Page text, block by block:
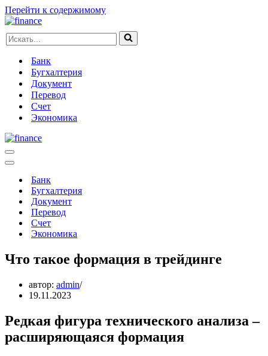
Перейти к содержимому
Искать...
Банк
Бугхалтерия
Документ
Перевод
Счет
Экономика
Меню
навигации
Меню
навигацииБанк
Бугхалтерия
Документ
Перевод
Счет
Экономика
Что такое формация в трейдинге
автор: admin
19.11.2023
Редкая фигура технического анализа –
расширяющаяся формация